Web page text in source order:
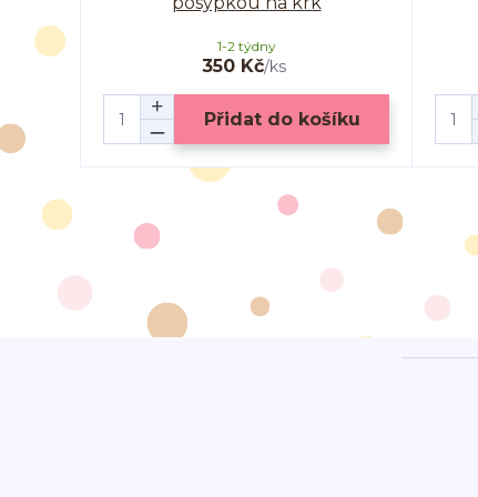
350 Kč/ks
1-2 týdny
Přidat do košíku